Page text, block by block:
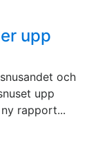
upp
och
upp
rapport...